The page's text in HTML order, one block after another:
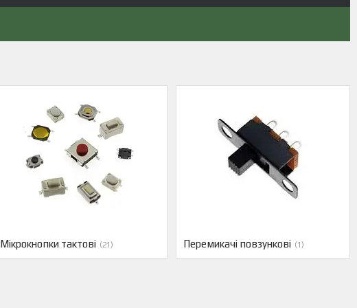
Мікрокнопки тактові 21 Перемикачі повзункові 1